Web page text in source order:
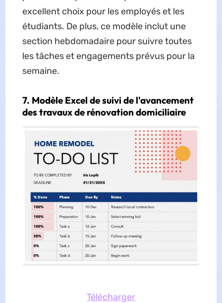
excellent choix pour les employés et les
étudiants. De plus, ce modèle inclut une
section hebdomadaire pour suivre toutes
les tâches et engagements prévus pour la
semaine.
7. Modèle Excel de suivi de l'avancement
des travaux de rénovation domiciliaire
Télécharger